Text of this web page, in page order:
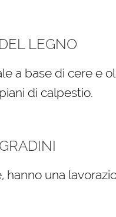
LEGNO
a base di cere e
di calpestio.
hanno una